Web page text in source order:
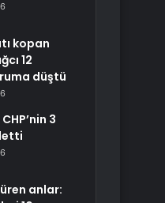
kopan
12
düştü
3
anlar: